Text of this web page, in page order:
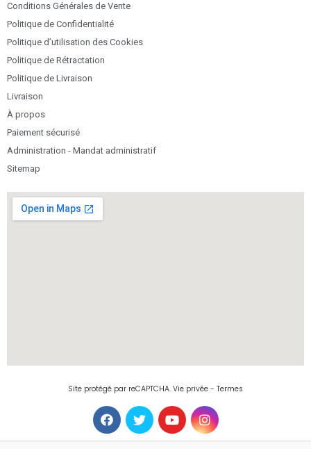
Conditions Générales de Vente
Politique de Confidentialité
Politique d’utilisation des Cookies
Politique de Rétractation
Politique de Livraison
Livraison
À propos
Paiement sécurisé
Administration - Mandat administratif
Sitemap
Site protégé par reCAPTCHA. Vie privée - Termes